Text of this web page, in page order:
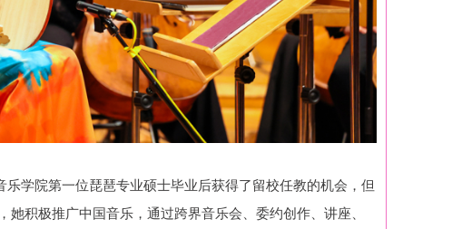
学院第一位琵琶专业硕士毕业后获得了留校任教的机会，但
积极推广中国音乐，通过跨界音乐会、委约创作、讲座、